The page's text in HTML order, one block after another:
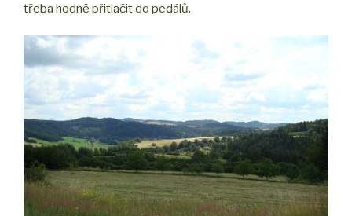
třeba hodně přitlačit do pedálů.